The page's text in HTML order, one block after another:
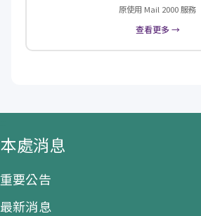
原使用 Mail 2000 服務
查看更多 →
本處消息
重要公告
最新消息